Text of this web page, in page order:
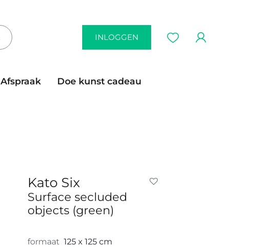
INLOGGEN
Afspraak
Doe kunst cadeau
Kato Six
Surface secluded
objects (green)
formaat 125 x 125 cm